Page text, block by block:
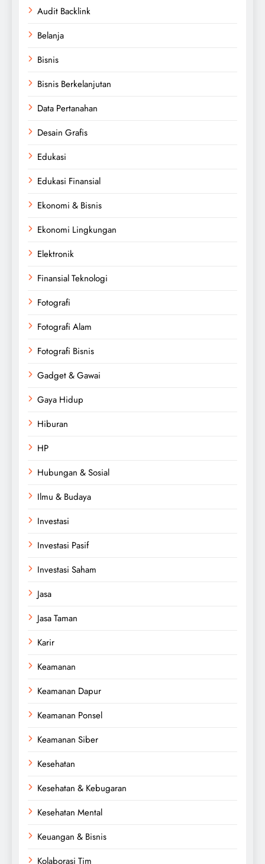
Audit Backlink
Belanja
Bisnis
Bisnis Berkelanjutan
Data Pertanahan
Desain Grafis
Edukasi
Edukasi Finansial
Ekonomi & Bisnis
Ekonomi Lingkungan
Elektronik
Finansial Teknologi
Fotografi
Fotografi Alam
Fotografi Bisnis
Gadget & Gawai
Gaya Hidup
Hiburan
HP
Hubungan & Sosial
Ilmu & Budaya
Investasi
Investasi Pasif
Investasi Saham
Jasa
Jasa Taman
Karir
Keamanan
Keamanan Dapur
Keamanan Ponsel
Keamanan Siber
Kesehatan
Kesehatan & Kebugaran
Kesehatan Mental
Keuangan & Bisnis
Kolaborasi Tim